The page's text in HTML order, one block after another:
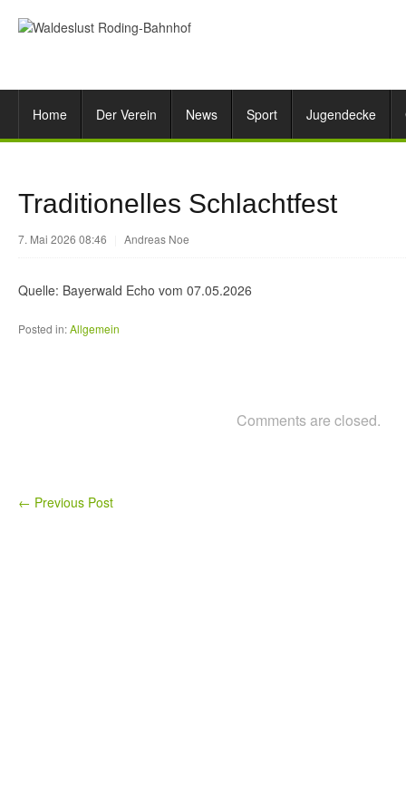
Home Der Verein News Sport Jugendecke
Traditionelles Schlachtfest
7. Mai 2026 08:46 Andreas Noe
Quelle: Bayerwald Echo vom 07.05.2026
Posted in:Allgemein
Comments are closed.
← Previous Post